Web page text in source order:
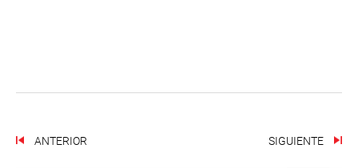
ANTERIOR SIGUIENTE